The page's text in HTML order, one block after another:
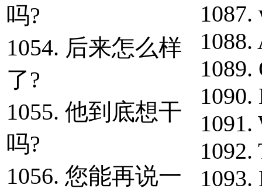
吗?
1054. 后来怎么样
了?
1055. 他到底想干
吗?
1056. 您能再说一
1087.
1088.
1089.
1090.
1091.
1092.
1093.